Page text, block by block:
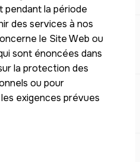
pendant la période
des services à nos
le Site Web ou
sont énoncées dans
la protection des
ou pour
exigences prévues